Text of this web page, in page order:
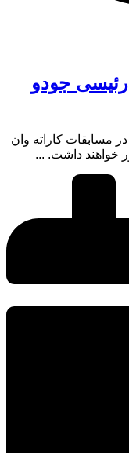
جودو
مسابقات کاراته وان
خواهند داشت. ...